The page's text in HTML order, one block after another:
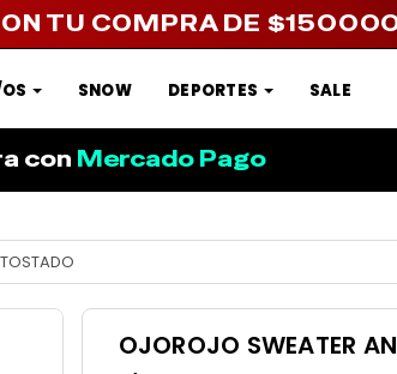
SNOW DEPORTES SALE
TU COMPRA DE
con Mercado Pago
OJOROJO SWEATER